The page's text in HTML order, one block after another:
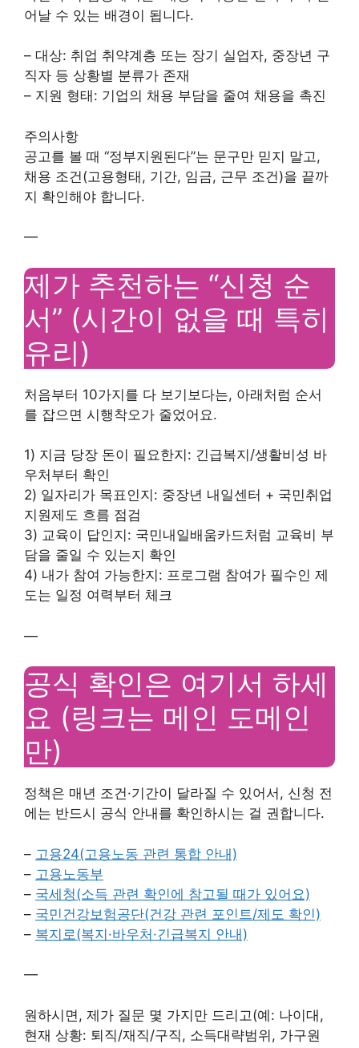
어날 수 있는 배경이 됩니다.
– 대상: 취업 취약계층 또는 장기 실업자, 중장년 구
직자 등 상황별 분류가 존재
– 지원 형태: 기업의 채용 부담을 줄여 채용을 촉진
주의사항
공고를 볼 때 “정부지원된다”는 문구만 믿지 말고,
채용 조건(고용형태, 기간, 임금, 근무 조건)을 끝까
지 확인해야 합니다.
—
제가 추천하는 “신청 순
서” (시간이 없을 때 특히
유리)
처음부터 10가지를 다 보기보다는, 아래처럼 순서
를 잡으면 시행착오가 줄었어요.
1) 지금 당장 돈이 필요한지: 긴급복지/생활비성 바
우처부터 확인
2) 일자리가 목표인지: 중장년 내일센터 + 국민취업
지원제도 흐름 점검
3) 교육이 답인지: 국민내일배움카드처럼 교육비 부
담을 줄일 수 있는지 확인
4) 내가 참여 가능한지: 프로그램 참여가 필수인 제
도는 일정 여력부터 체크
—
공식 확인은 여기서 하세
요 (링크는 메인 도메인
만)
정책은 매년 조건·기간이 달라질 수 있어서, 신청 전
에는 반드시 공식 안내를 확인하시는 걸 권합니다.
– 고용24(고용노동 관련 통합 안내)
– 고용노동부
– 국세청(소득 관련 확인에 참고될 때가 있어요)
– 국민건강보험공단(건강 관련 포인트/제도 확인)
– 복지로(복지·바우처·긴급복지 안내)
—
원하시면, 제가 질문 몇 가지만 드리고(예: 나이대,
현재 상황: 퇴직/재직/구직, 소득대략범위, 가구원